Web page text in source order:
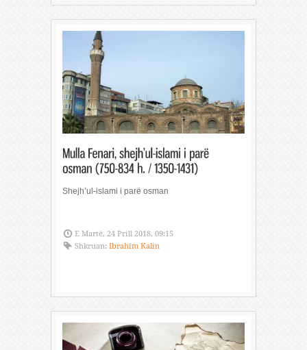
Shejh’ul-islami i parë osman
E Martë, 24 Prill 2018, 09:15
Shkruan: Ibrahim Kalin